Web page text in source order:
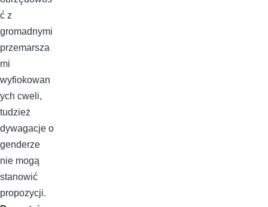
ć z
gromadnymi
przemarsza
mi
wyfiokowan
ych cweli,
tudzież
dywagacje o
genderze
nie mogą
stanowić
propozycji.